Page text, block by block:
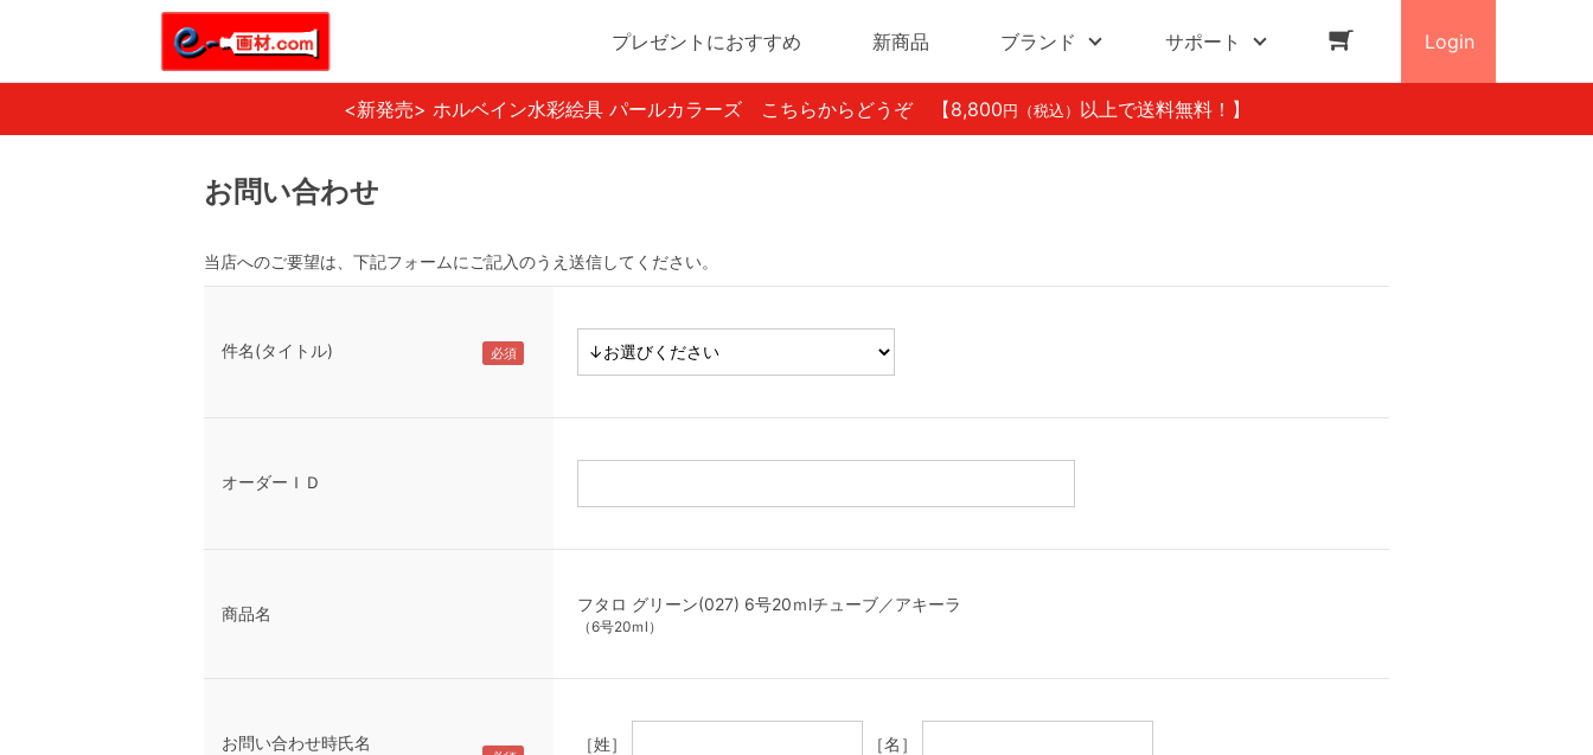
プレゼントにおすすめ 新商品 ブランド サポート Login
<新発売> ホルベイン水彩絵具 パールカラーズ こちらからどうぞ 【8,800 円（税込） 以上で送料無料！】
お問い合わせ
当店へのご要望は、下記フォームにご記入のうえ送信してください。
件名(タイトル)
オーダーＩＤ
商品名 フタロ グリーン(027) 6号20ｍlチューブ／アキーラ
（6号20ｍl）
お問い合わせ時氏名 ［姓］ ［名］